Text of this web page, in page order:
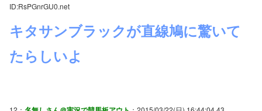
ID:RsPGnrGU0.net
キタサンブラックが直線鳩に驚いて
たらしいよ